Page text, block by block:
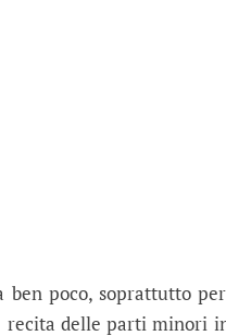
ben poco, soprattutto
recita delle parti minori